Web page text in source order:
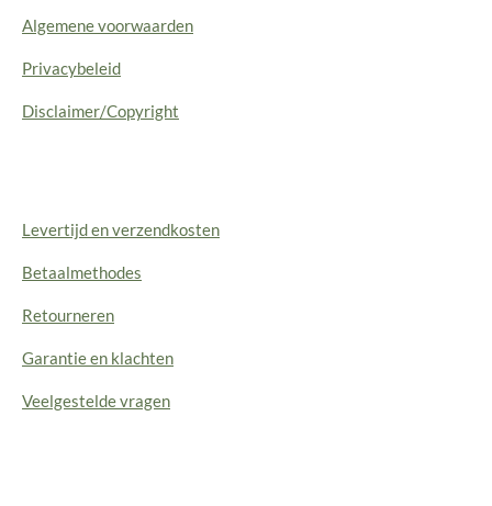
Algemene voorwaarden
Privacybeleid
Disclaimer/Copyright
Levertijd en verzendkosten
Betaalmethodes
Retourneren
Garantie en klachten
Veelgestelde vragen